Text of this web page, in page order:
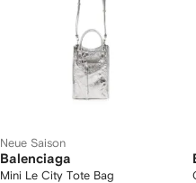
Neue Saison
Balenciaga
Mini Le City Tote Bag